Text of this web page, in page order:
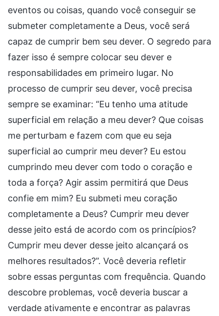
eventos ou coisas, quando você conseguir se
submeter completamente a Deus, você será
capaz de cumprir bem seu dever. O segredo para
fazer isso é sempre colocar seu dever e
responsabilidades em primeiro lugar. No
processo de cumprir seu dever, você precisa
sempre se examinar: “Eu tenho uma atitude
superficial em relação a meu dever? Que coisas
me perturbam e fazem com que eu seja
superficial ao cumprir meu dever? Eu estou
cumprindo meu dever com todo o coração e
toda a força? Agir assim permitirá que Deus
confie em mim? Eu submeti meu coração
completamente a Deus? Cumprir meu dever
desse jeito está de acordo com os princípios?
Cumprir meu dever desse jeito alcançará os
melhores resultados?”. Você deveria refletir
sobre essas perguntas com frequência. Quando
descobre problemas, você deveria buscar a
verdade ativamente e encontrar as palavras